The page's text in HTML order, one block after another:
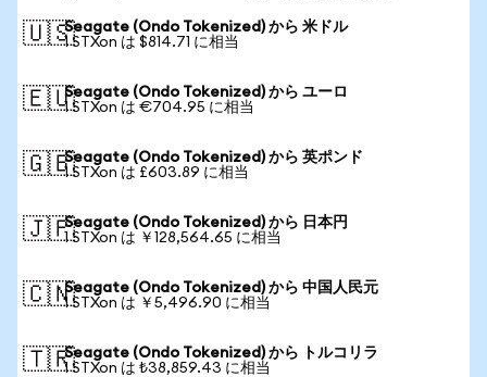
🇺🇸Seagate (Ondo Tokenized) から 米ドル
1 STXon は $814.71 に相当
🇪🇺Seagate (Ondo Tokenized) から ユーロ
1 STXon は €704.95 に相当
🇬🇧Seagate (Ondo Tokenized) から 英ポンド
1 STXon は £603.89 に相当
🇯🇵Seagate (Ondo Tokenized) から 日本円
1 STXon は ￥128,564.65 に相当
🇨🇳Seagate (Ondo Tokenized) から 中国人民元
1 STXon は ￥5,496.90 に相当
🇹🇷Seagate (Ondo Tokenized) から トルコリラ
1 STXon は ₺38,859.43 に相当